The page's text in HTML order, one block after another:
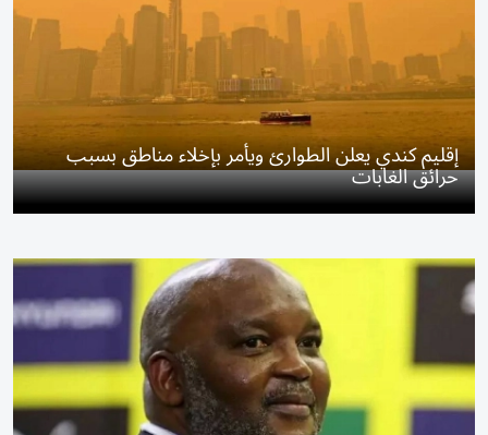
إقليم كندي يعلن الطوارئ ويأمر بإخلاء مناطق بسبب
حرائق الغابات